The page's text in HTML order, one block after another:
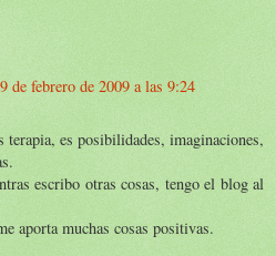
de febrero de 2009 a las 9:24
terapia, es posibilidades, imaginaciones,
escribo otras cosas, tengo el blog al
aporta muchas cosas positivas.